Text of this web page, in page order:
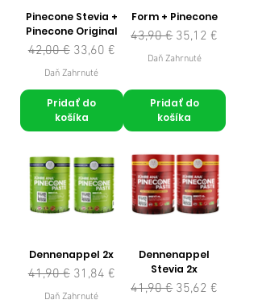
Pinecone Stevia +
Pinecone Original
Normálna cena
42,00 € Zľavnená cena
33,60 €
Daň Zahrnuté
Pridať do
košíka
Form + Pinecone
Normálna cena
43,90 € Zľavnená cena
35,12 €
Daň Zahrnuté
Pridať do
košíka
Dennenappel 2x
Normálna cena
41,90 € Zľavnená cena
31,84 €
Daň Zahrnuté
Dennenappel
Stevia 2x
Normálna cena
41,90 € Zľavnená cena
35,62 €